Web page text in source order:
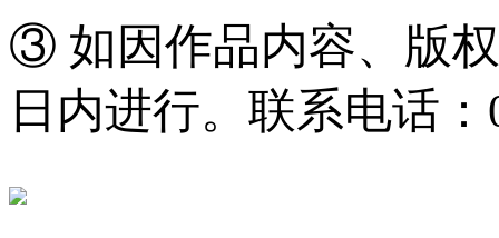
③ 如因作品内容、版
日内进行。联系电话：